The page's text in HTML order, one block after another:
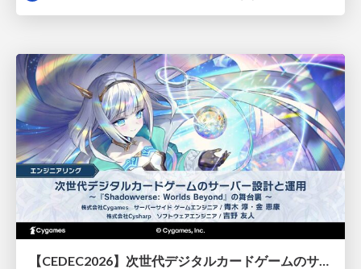
【CEDEC2026】次世代デジタルカードゲームのサーバー設計と運用 〜『Shadowverse: Worlds Beyond』の舞台裏～